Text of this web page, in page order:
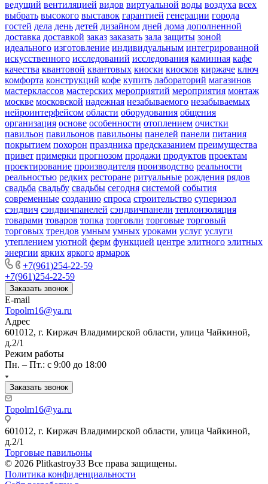
ведущий вентиляцией видов виртуальной воды воздуха всех
выбрать высокого выставок гарантией генерации города
гостей дела день детей дизайном дней дома дополненной
доставка доставкой заказ заказать зала защиты зоной
идеального изготовление индивидуальным интегрированной
искусственного исследований исследования каминная кафе
качества квантовой квантовых киоски киосков киржаче ключ
комфорта конструкций кофе купить лабораторий магазинов
мастерклассов мастерских мероприятий мероприятия монтаж
москве московской надежная незабываемого незабываемых
нейроинтерфейсом области оборудования общения
организация основе особенности отоплением очистки
павильон павильонов павильоны панелей панели питания
покрытием похорон праздника предсказанием преимущества
привет примерки прогнозом продажи продуктов проектам
проектирование производителя производство реальности
реальностью редких ресторане ритуальные рождения рядов
свадьба свадьбу свадьбы сегодня системой события
современные созданию спроса строительство суперизол
сэндвич сэндвичпанелей сэндвичпанели теплоизоляция
товарами товаров топка торговли торговые торговый
торговых трендов умным умных уроками услуг услуги
утеплением уютной ферм функцией центре элитного элитных
энергии ярких яркого ярмарок
+7(961)254-22-59
+7(961)254-22-59
Заказать звонок
E-mail
Topolm16@ya.ru
Адрес
601012, г. Киржач Владимирской области, улица Чайкиной,
д.2/1
Режим работы
Пн. – Пт.: с 9:00 до 18:00
Заказать звонок
Topolm16@ya.ru
601012, г. Киржач Владимирской области, улица Чайкиной,
д.2/1
Торговые павильоны
© 2026 Plitkastroy33 Все права защищены.
Политика конфиденциальности